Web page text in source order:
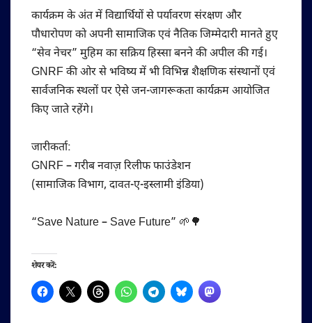
कार्यक्रम के अंत में विद्यार्थियों से पर्यावरण संरक्षण और
पौधारोपण को अपनी सामाजिक एवं नैतिक जिम्मेदारी मानते हुए
“सेव नेचर” मुहिम का सक्रिय हिस्सा बनने की अपील की गई।
GNRF की ओर से भविष्य में भी विभिन्न शैक्षणिक संस्थानों एवं
सार्वजनिक स्थलों पर ऐसे जन-जागरूकता कार्यक्रम आयोजित
किए जाते रहेंगे।
जारीकर्ता:
GNRF – गरीब नवाज़ रिलीफ फाउंडेशन
(सामाजिक विभाग, दावत-ए-इस्लामी इंडिया)
“Save Nature – Save Future” 🌱🌳
शेयर करें: